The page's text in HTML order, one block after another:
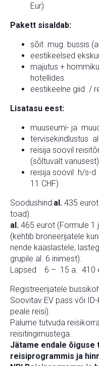
Eur)
Pakett sisaldab:
sõit mug. bussis
eestikeelsed
majutus +
hotellides
eestikeelne giid /
Lisatasu eest:
muuseumi- ja
tervisekindlustus
reisija soovil
(sõltuvalt vanusest)
reisija soovil h/s-d
11 CHF)
Soodushind:al. 435
toad).
al. 465 eurot (Formule 1
(kehtib broneerijatele
nende kaaslastele,
grupile al. 6 inimest).
Lapsed 6 – 15 a. 410
Registreerijatele
Soovitav EV pass või
peale reisi).
Palume tutvuda
reisitingimustega.
Jätame endale õiguse
reisiprogrammis ja